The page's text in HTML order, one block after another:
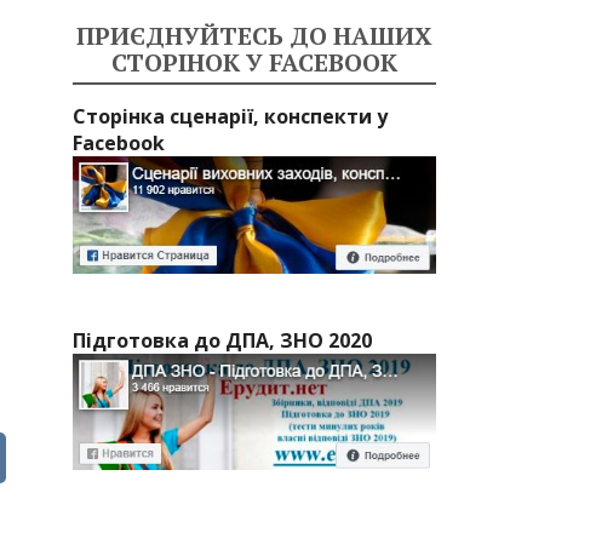
ПРИЄДНУЙТЕСЬ ДО НАШИХ
СТОРІНОК У FACEBOOK
Сторінка сценарії, конспекти у
Facebook
Підготовка до ДПА, ЗНО 2020